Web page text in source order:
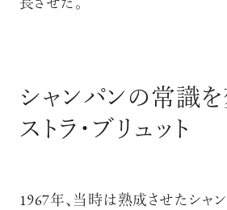
長させた。
シャンパンの常識
ストラ・ブリュット
1967年、当時は熟成させたシャ